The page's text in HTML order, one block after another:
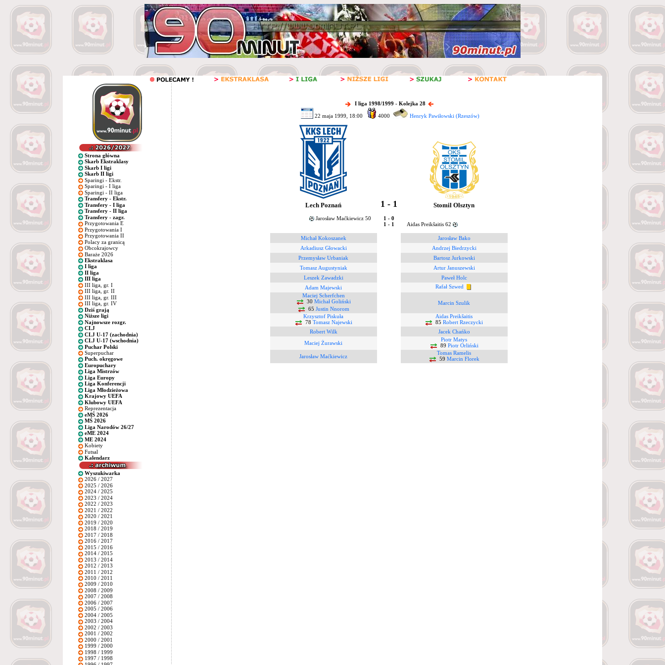
Strona główna
Skarb Ekstraklasy
Skarb I ligi
Skarb II ligi
Sparingi - Ekstr.
Sparingi - I liga
Sparingi - II liga
Transfery - Ekstr.
Transfery - I liga
Transfery - II liga
Transfery - zagr.
Przygotowania E
Przygotowania I
Przygotowania II
Polacy za granicą
Obcokrajowcy
Baraże 2026
Ekstraklasa
I liga
II liga
III liga
III liga, gr. I
III liga, gr. II
III liga, gr. III
III liga, gr. IV
Dziś grają
Niższe ligi
Najnowsze rozgr.
CLJ
CLJ U-17 (zachodnia)
CLJ U-17 (wschodnia)
Puchar Polski
Superpuchar
Puch. okręgowe
Europuchary
Liga Mistrzów
Liga Europy
Liga Konferencji
Liga Młodzieżowa
Krajowy UEFA
Klubowy UEFA
Reprezentacja
eMŚ 2026
MŚ 2026
Liga Narodów 26/27
eME 2024
ME 2024
Kobiety
Futsal
Kalendarz
Wyszukiwarka
2026 / 2027
2025 / 2026
2024 / 2025
2023 / 2024
2022 / 2023
2021 / 2022
2020 / 2021
2019 / 2020
2018 / 2019
2017 / 2018
2016 / 2017
2015 / 2016
2014 / 2015
2013 / 2014
2012 / 2013
2011 / 2012
2010 / 2011
2009 / 2010
2008 / 2009
2007 / 2008
2006 / 2007
2005 / 2006
2004 / 2005
2003 / 2004
2002 / 2003
2001 / 2002
2000 / 2001
1999 / 2000
1998 / 1999
1997 / 1998
I liga 1998/1999 - Kolejka 28
22 maja 1999, 18:00 4000 Henryk Pawiłowski (Rzeszów)
Lech Poznań 1 - 1 Stomil Olsztyn
Jarosław Maćkiewicz 50
1 - 0
1 - 1
Aidas Preikšaitis 62
Michał Kokoszanek
Jarosław Bako
Arkadiusz Głowacki
Andrzej Biedrzycki
Przemysław Urbaniak
Bartosz Jurkowski
Tomasz Augustyniak
Artur Januszewski
Leszek Zawadzki
Paweł Holc
Adam Majewski
Rafał Szwed
Maciej Scherfchen
30 Michał Goliński
65 Justin Nnorom
Marcin Szulik
Krzysztof Piskuła
78 Tomasz Najewski
Aidas Preikšaitis
85 Robert Rzeczycki
Robert Wilk
Jacek Chańko
Maciej Żurawski
Piotr Matys
89 Piotr Orliński
Jarosław Maćkiewicz
Tomas Ramelis
59 Marcin Florek